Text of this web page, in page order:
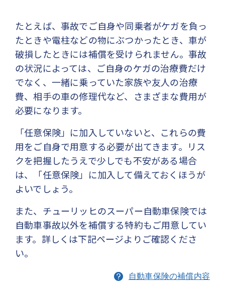
たとえば、事故でご自身や同乗者がケガを負っ
たときや電柱などの物にぶつかったとき、車が
破損したときには補償を受けられません。事故
の状況によっては、ご自身のケガの治療費だけ
でなく、一緒に乗っていた家族や友人の治療
費、相手の車の修理代など、さまざまな費用が
必要になります。
「任意保険」に加入していないと、これらの費
用をご自身で用意する必要が出てきます。リス
クを把握したうえで少しでも不安がある場合
は、「任意保険」に加入して備えておくほうが
よいでしょう。
また、チューリッヒのスーパー自動車保険では
自動車事故以外を補償する特約もご用意してい
ます。詳しくは下記ページよりご確認くださ
い。
自動車保険の補償内容